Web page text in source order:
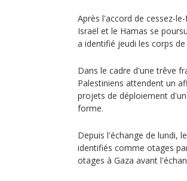
Après l'accord de cessez-
Israël et le Hamas se
a identifié jeudi les corps
Dans le cadre d'une trêve
Palestiniens attendent un
projets de déploiement
forme.
Depuis l'échange de lundi,
identifiés comme otages
otages à Gaza avant